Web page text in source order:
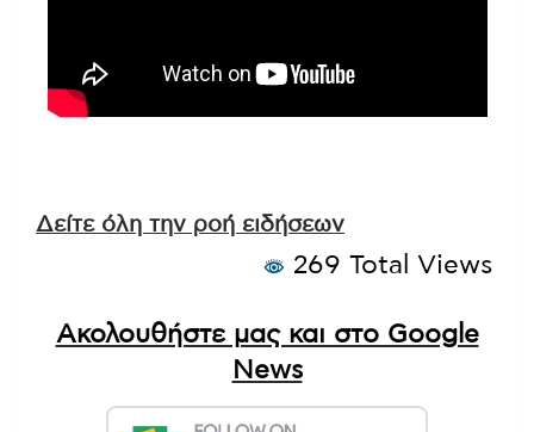
Δείτε όλη την ροή ειδήσεων
269 Total Views
Ακολουθήστε μας και στο Google
News